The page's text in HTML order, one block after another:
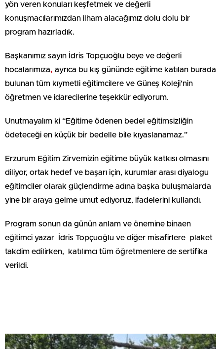
yön veren konuları keşfetmek ve değerli
konuşmacılarımızdan ilham alacağımız dolu dolu bir
program hazırladık.
Başkanımız sayın İdris Topçuoğlu beye ve değerli
hocalarımıza, ayrıca bu kış gününde eğitime katılan burada
bulunan tüm kıymetli eğitimcilere ve Güneş Koleji’nin
öğretmen ve idarecilerine teşekkür ediyorum.
Unutmayalım ki “Eğitime ödenen bedel eğitimsizliğin
ödeteceği en küçük bir bedelle bile kıyaslanamaz.”
Erzurum Eğitim Zirvemizin eğitime büyük katkısı olmasını
diliyor, ortak hedef ve başarı için, kurumlar arası diyalogu
eğitimciler olarak güçlendirme adına başka buluşmalarda
yine bir araya gelme umut ediyoruz, ifadelerini kullandı.
Program sonun da günün anlam ve önemine binaen
eğitimci yazar İdris Topçuoğlu ve diğer misafirlere plaket
takdim edilirken, katılımcı tüm öğretmenlere de sertifika
verildi.